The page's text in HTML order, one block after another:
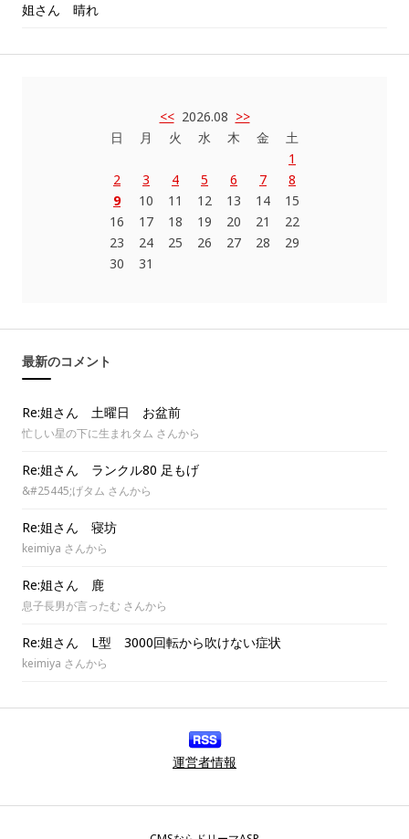
姐さん 晴れ
<<2026.08 >>
日
2
9
16
23
30
月
3
10
17
24
31
火
4
11
18
25
水
5
12
19
26
木
6
13
20
27
金
7
14
21
28
土
1
8
15
22
29
最新のコメント
Re:姐さん 土曜日 お盆前
忙しい星の下に生まれタム さんから
Re:姐さん ランクル80 足もげ
&#25445;げタム さんから
Re:姐さん 寝坊
keimiya さんから
Re:姐さん 鹿
息子長男が言ったむ さんから
Re:姐さん L型 3000回転から吹けない症状
keimiya さんから
運営者情報